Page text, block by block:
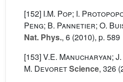
[152] I.M. Pop; I.
Peng; B. Pannetier; O.
Nat. Phys., 6 (2010), p. 589
[153]V.E. Manucharyan;
M. DevoretScience, 326